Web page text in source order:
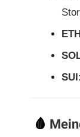
SUI:
🩸